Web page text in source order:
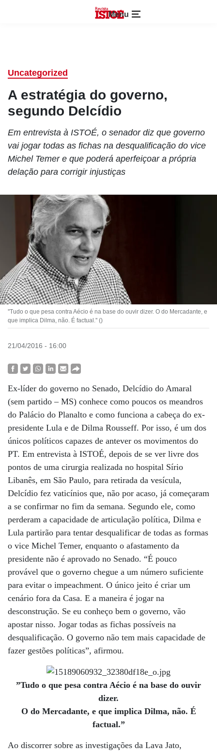
Menu
Uncategorized
A estratégia do governo,
segundo Delcídio
Em entrevista à ISTOÉ, o senador diz que governo
vai jogar todas as fichas na desqualificação do vice
Michel Temer e que poderá aperfeiçoar a própria
delação para corrigir injustiças
''Tudo o que pesa contra Aécio é na base do ouvir dizer. O do Mercadante, e
que implica Dilma, não. É factual.'' ()
21/04/2016 - 16:00
Ex-líder do governo no Senado, Delcídio do Amaral
(sem partido – MS) conhece como poucos os meandros
do Palácio do Planalto e como funciona a cabeça do ex-
presidente Lula e de Dilma Rousseff. Por isso, é um dos
únicos políticos capazes de antever os movimentos do
PT. Em entrevista à ISTOÉ, depois de se ver livre dos
pontos de uma cirurgia realizada no hospital Sírio
Libanês, em São Paulo, para retirada da vesícula,
Delcídio fez vaticínios que, não por acaso, já começaram
a se confirmar no fim da semana. Segundo ele, como
perderam a capacidade de articulação política, Dilma e
Lula partirão para tentar desqualificar de todas as formas
o vice Michel Temer, enquanto o afastamento da
presidente não é aprovado no Senado. “É pouco
provável que o governo chegue a um número suficiente
para evitar o impeachment. O único jeito é criar um
cenário fora da Casa. E a maneira é jogar na
desconstrução. Se eu conheço bem o governo, vão
apostar nisso. Jogar todas as fichas possíveis na
desqualificação. O governo não tem mais capacidade de
fazer gestões políticas”, afirmou.
”Tudo o que pesa contra Aécio é na base do ouvir
dizer.
O do Mercadante, e que implica Dilma, não. É
factual.”
Ao discorrer sobre as investigações da Lava Jato,